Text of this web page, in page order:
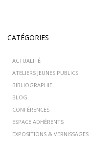
CATÉGORIES
ACTUALITÉ
ATELIERS JEUNES PUBLICS
BIBLIOGRAPHIE
BLOG
CONFÉRENCES
ESPACE ADHÉRENTS
EXPOSITIONS & VERNISSAGES